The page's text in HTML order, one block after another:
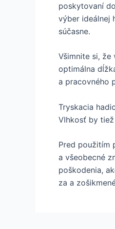
poskytovaní
výber ideálnej
súčasne.
Všimnite si,
optimálna
a pracovného
Tryskacia
Vlhkosť by
Pred použitím
a všeobecné
poškodenia,
za a